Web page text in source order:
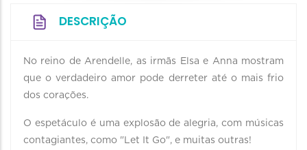
DESCRIÇÃO
No reino de Arendelle, as irmãs Elsa e Anna mostram
que o verdadeiro amor pode derreter até o mais frio
dos corações.
O espetáculo é uma explosão de alegria, com músicas
contagiantes, como "Let It Go", e muitas outras!